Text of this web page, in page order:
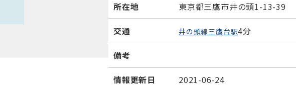
所在地 東京都三鷹市井の頭1-13-39
交通 井の頭線三鷹台駅4分
備考
情報更新日 2021-06-24